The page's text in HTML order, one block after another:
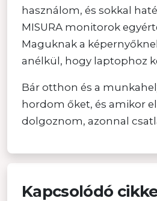
használom, és sokkal
MISURA monitorok
Maguknak a
anélkül, hogy laptophoz
Bár otthon és a
hordom őket, és amikor
dolgoznom, azonnal
Kapcsolódó